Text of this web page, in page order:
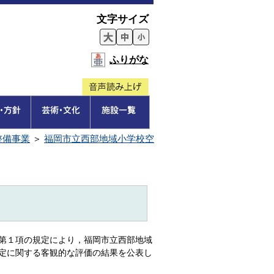
文字サイズ
ふりがな
事業 ＞ 福岡市立西部地域小学校空
１項の規定により，福岡市立西部地域
に関する客観的な評価の結果を公表し